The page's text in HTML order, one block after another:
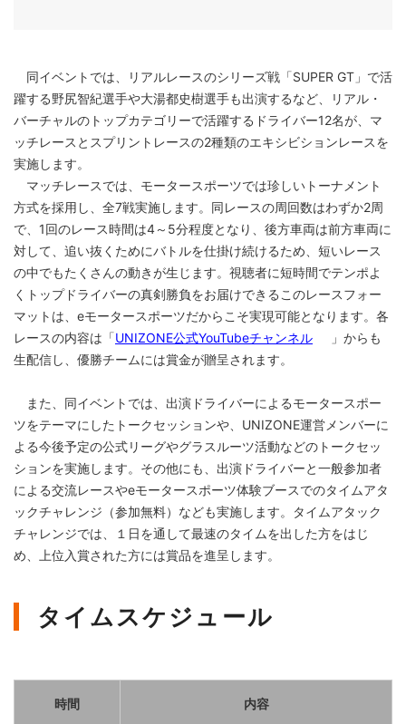
同イベントでは、リアルレースのシリーズ戦「SUPER GT」で活
躍する野尻智紀選手や大湯都史樹選手も出演するなど、リアル・
バーチャルのトップカテゴリーで活躍するドライバー12名が、マ
ッチレースとスプリントレースの2種類のエキシビションレースを
実施します。
マッチレースでは、モータースポーツでは珍しいトーナメント
方式を採用し、全7戦実施します。同レースの周回数はわずか2周
で、1回のレース時間は4～5分程度となり、後方車両は前方車両に
対して、追い抜くためにバトルを仕掛け続けるため、短いレース
の中でもたくさんの動きが生じます。視聴者に短時間でテンポよ
くトップドライバーの真剣勝負をお届けできるこのレースフォー
マットは、eモータースポーツだからこそ実現可能となります。各
レースの内容は「UNIZONE公式YouTubeチャンネル
」からも
生配信し、優勝チームには賞金が贈呈されます。
また、同イベントでは、出演ドライバーによるモータースポー
ツをテーマにしたトークセッションや、UNIZONE運営メンバーに
よる今後予定の公式リーグやグラスルーツ活動などのトークセッ
ションを実施します。その他にも、出演ドライバーと一般参加者
による交流レースやeモータースポーツ体験ブースでのタイムアタ
ックチャレンジ（参加無料）なども実施します。タイムアタック
チャレンジでは、１日を通して最速のタイムを出した方をはじ
め、上位入賞された方には賞品を進呈します。
タイムスケジュール
時間 内容